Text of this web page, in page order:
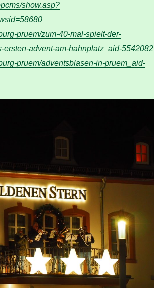
show.asp?
pruem/zum-40-mal-spielt-der-
ersten-advent-am-hahnplatz_aid-5542082
pruem/adventsblasen-in-pruem_aid-